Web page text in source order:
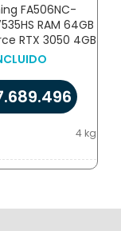
FA506NC-
RAM 64GB
RTX 3050 4GB
4 kg